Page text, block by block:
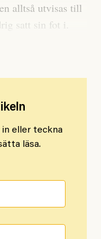
alltså utvisas till
satt sin fot i.
in eller teckna
läsa.